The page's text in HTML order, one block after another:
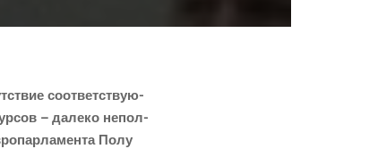
соот­вет­ству­ю­
– дале­ко непол­
Полу